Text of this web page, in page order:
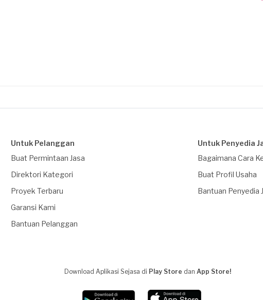
Untuk Pelanggan
Buat Permintaan Jasa
Direktori Kategori
Proyek Terbaru
Garansi Kami
Bantuan Pelanggan
Untuk Penyedia
Bagaimana Cara
Buat Profil Usaha
Bantuan Penyedia
Download Aplikasi Sejasa di Play Store dan App Store!